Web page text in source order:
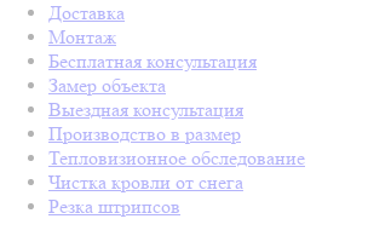
Доставка
Монтаж
Бесплатная консультация
Замер объекта
Выездная консультация
Производство в размер
Тепловизионное обследование
Чистка кровли от снега
Резка штрипсов